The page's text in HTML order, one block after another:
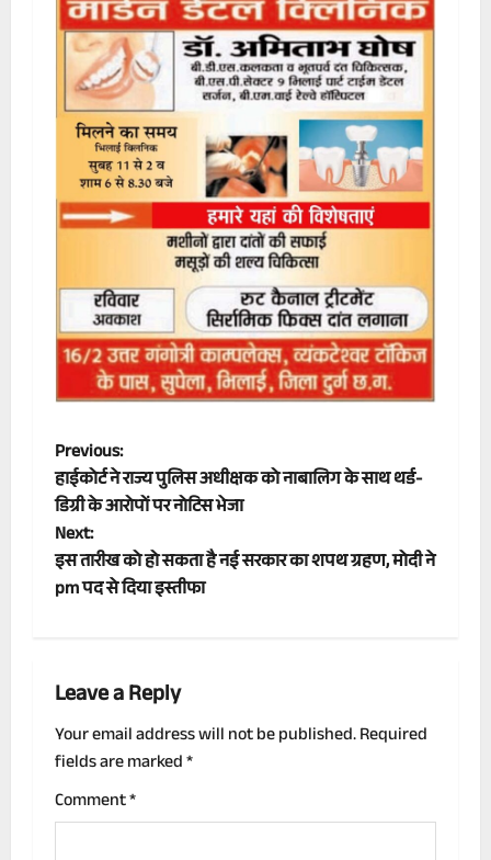
P
o
s
t
a
v
i
g
Previous:
हाईकोर्ट ने राज्य पुलिस अधीक्षक को नाबालिग के साथ थर्ड-
डिग्री के आरोपों पर नोटिस भेजा
Next:
इस तारीख को हो सकता है नई सरकार का शपथ ग्रहण, मोदी ने
pm पद से दिया इस्तीफा
Leave a Reply
Your email address will not be published.Required
fields are marked*
Comment*